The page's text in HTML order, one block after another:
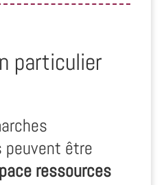
particulier
être
ressources